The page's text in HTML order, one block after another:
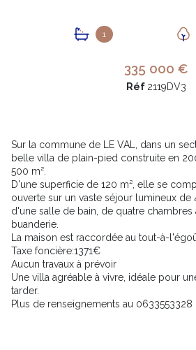
1
335 000 €
Réf 2119DV3
Sur la commune de LE VAL, dans un
belle villa de plain-pied construite en
500 m².
D'une superficie de 120 m², elle se
ouverte sur un vaste séjour lumineux de
d'une salle de bain, de quatre
buanderie.
La maison est raccordée au tout-à-
Taxe foncière:1371€
Aucun travaux à prévoir
Une villa agréable à vivre, idéale pour
tarder.
Plus de renseignements au 0633553328